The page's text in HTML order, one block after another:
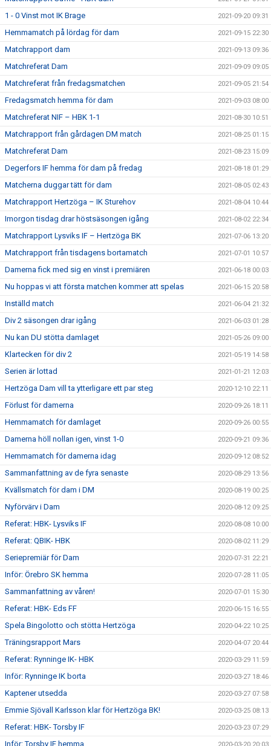
1 - 0 Vinst mot IK Brage 2021-09-20 09:31
Hemmamatch på lördag för dam 2021-09-15 22:30
Matchrapport dam 2021-09-13 09:36
Matchreferat Dam 2021-09-09 09:05
Matchreferat från fredagsmatchen 2021-09-05 21:54
Fredagsmatch hemma för dam 2021-09-03 08:00
Matchreferat NIF – HBK 1-1 2021-08-30 10:51
Matchrapport från gårdagen DM match 2021-08-25 01:15
Matchreferat Dam 2021-08-23 15:09
Degerfors IF hemma för dam på fredag 2021-08-18 01:29
Matcherna duggar tätt för dam 2021-08-05 02:43
Matchrapport Hertzöga – IK Sturehov 2021-08-04 10:44
Imorgon tisdag drar höstsäsongen igång 2021-08-02 22:34
Matchrapport Lysviks IF – Hertzöga BK 2021-07-06 13:20
Matchrapport från tisdagens bortamatch 2021-07-01 10:57
Damerna fick med sig en vinst i premiären 2021-06-18 00:03
Nu hoppas vi att första matchen kommer att spelas 2021-06-15 20:58
Inställd match 2021-06-04 21:32
Div 2 säsongen drar igång 2021-06-03 01:28
Nu kan DU stötta damlaget 2021-05-26 09:00
Klartecken för div 2 2021-05-19 14:58
Serien är lottad 2021-01-21 12:03
Hertzöga Dam vill ta ytterligare ett par steg 2020-12-10 22:11
Förlust för damerna 2020-09-26 18:11
Hemmamatch för damlaget 2020-09-26 00:55
Damerna höll nollan igen, vinst 1-0 2020-09-21 09:36
Hemmamatch för damerna idag 2020-09-12 08:52
Sammanfattning av de fyra senaste 2020-08-29 13:56
Kvällsmatch för dam i DM 2020-08-19 00:25
Nyförvärv i Dam 2020-08-12 09:25
Referat: HBK- Lysviks IF 2020-08-08 10:00
Referat: QBIK- HBK 2020-08-02 11:29
Seriepremiär för Dam 2020-07-31 22:21
Inför: Örebro SK hemma 2020-07-28 11:05
Sammanfattning av våren! 2020-07-01 15:30
Referat: HBK- Eds FF 2020-06-15 16:55
Spela Bingolotto och stötta Hertzöga 2020-04-22 10:25
Träningsrapport Mars 2020-04-07 20:44
Referat: Rynninge IK- HBK 2020-03-29 11:59
Inför: Rynninge IK borta 2020-03-27 18:46
Kaptener utsedda 2020-03-27 07:58
Emmie Sjövall Karlsson klar för Hertzöga BK! 2020-03-25 08:13
Referat: HBK- Torsby IF 2020-03-23 07:29
Inför: Torsby IF hemma